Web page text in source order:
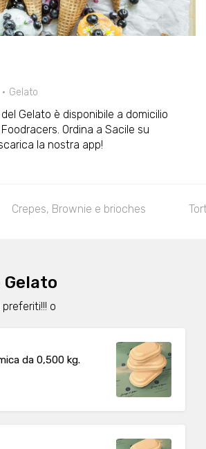
Gelato
Gelato è disponibile a domicilio
Ordina a Sacile su
la nostra app!
Crepes, Brownie e brioches
o
da 0,500 kg.